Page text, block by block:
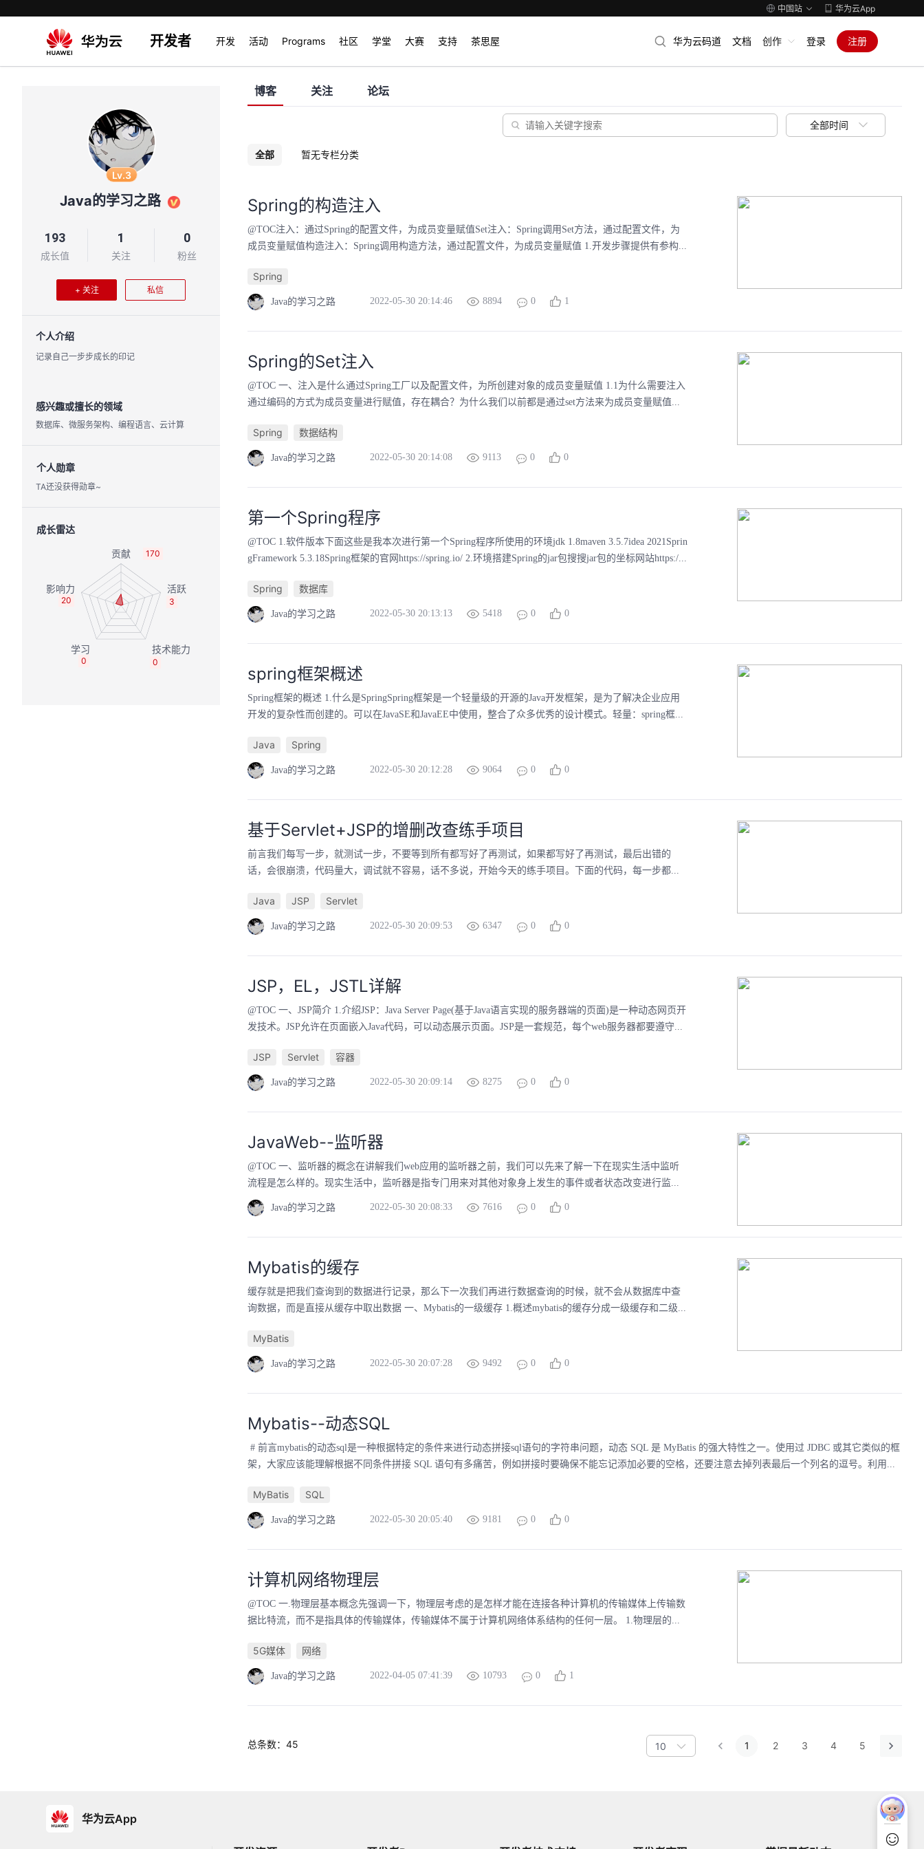
中国站 华为云App
开发者 开发 活动 Programs 社区 学堂 大赛 支持 茶思屋 华为云码道 文档 创作 登录 注册
Lv.3
Java的学习之路
193
成长值
1
关注
0
粉丝
+ 关注 私信
个人介绍
记录自己一步步成长的印记
感兴趣或擅长的领域
数据库、微服务架构、编程语言、云计算
个人勋章
TA还没获得勋章~
成长雷达
170
3
0
0
20
博客 关注 论坛
全部时间
全部 暂无专栏分类
Spring的构造注入
@TOC注入：通过Spring的配置文件，为成员变量赋值Set注入：Spring调用Set方法，通过配置文件，为
成员变量赋值构造注入：Spring调用构造方法，通过配置文件，为成员变量赋值 1.开发步骤提供有参构...
Spring
Java的学习之路 2022-05-30 20:14:46 8894 0 1
Spring的Set注入
@TOC 一、注入是什么通过Spring工厂以及配置文件，为所创建对象的成员变量赋值 1.1为什么需要注入
通过编码的方式为成员变量进行赋值，存在耦合？为什么我们以前都是通过set方法来为成员变量赋值...
Spring 数据结构
Java的学习之路 2022-05-30 20:14:08 9113 0 0
第一个Spring程序
@TOC 1.软件版本下面这些是我本次进行第一个Spring程序所使用的环境jdk 1.8maven 3.5.7idea 2021Sprin
gFramework 5.3.18Spring框架的官网https://spring.io/ 2.环境搭建Spring的jar包搜搜jar包的坐标网站https:/...
Spring 数据库
Java的学习之路 2022-05-30 20:13:13 5418 0 0
spring框架概述
Spring框架的概述 1.什么是SpringSpring框架是一个轻量级的开源的Java开发框架，是为了解决企业应用
开发的复杂性而创建的。可以在JavaSE和JavaEE中使用，整合了众多优秀的设计模式。轻量：spring框...
Java Spring
Java的学习之路 2022-05-30 20:12:28 9064 0 0
基于Servlet+JSP的增删改查练手项目
前言我们每写一步，就测试一步，不要等到所有都写好了再测试，如果都写好了再测试，最后出错的
话，会很崩溃，代码量大，调试就不容易，话不多说，开始今天的练手项目。下面的代码，每一步都...
Java JSP Servlet
Java的学习之路 2022-05-30 20:09:53 6347 0 0
JSP，EL，JSTL详解
@TOC 一、JSP简介 1.介绍JSP：Java Server Page(基于Java语言实现的服务器端的页面)是一种动态网页开
发技术。JSP允许在页面嵌入Java代码，可以动态展示页面。JSP是一套规范，每个web服务器都要遵守...
JSP Servlet 容器
Java的学习之路 2022-05-30 20:09:14 8275 0 0
JavaWeb--监听器
@TOC 一、监听器的概念在讲解我们web应用的监听器之前，我们可以先来了解一下在现实生活中监听
流程是怎么样的。现实生活中，监听器是指专门用来对其他对象身上发生的事件或者状态改变进行监...
Java的学习之路 2022-05-30 20:08:33 7616 0 0
Mybatis的缓存
缓存就是把我们查询到的数据进行记录，那么下一次我们再进行数据查询的时候，就不会从数据库中查
询数据，而是直接从缓存中取出数据 一、Mybatis的一级缓存 1.概述mybatis的缓存分成一级缓存和二级...
MyBatis
Java的学习之路 2022-05-30 20:07:28 9492 0 0
Mybatis--动态SQL
# 前言mybatis的动态sql是一种根据特定的条件来进行动态拼接sql语句的字符串问题，动态 SQL 是 MyBatis 的强大特性之一。使用过 JDBC 或其它类似的框
架，大家应该能理解根据不同条件拼接 SQL 语句有多痛苦，例如拼接时要确保不能忘记添加必要的空格，还要注意去掉列表最后一个列名的逗号。利用...
MyBatis SQL
Java的学习之路 2022-05-30 20:05:40 9181 0 0
计算机网络物理层
@TOC 一.物理层基本概念先强调一下，物理层考虑的是怎样才能在连接各种计算机的传输媒体上传输数
据比特流，而不是指具体的传输媒体，传输媒体不属于计算机网络体系结构的任何一层。 1.物理层的...
5G媒体 网络
Java的学习之路 2022-04-05 07:41:39 10793 0 1
总条数：45 10 1 2 3 4 5
华为云App